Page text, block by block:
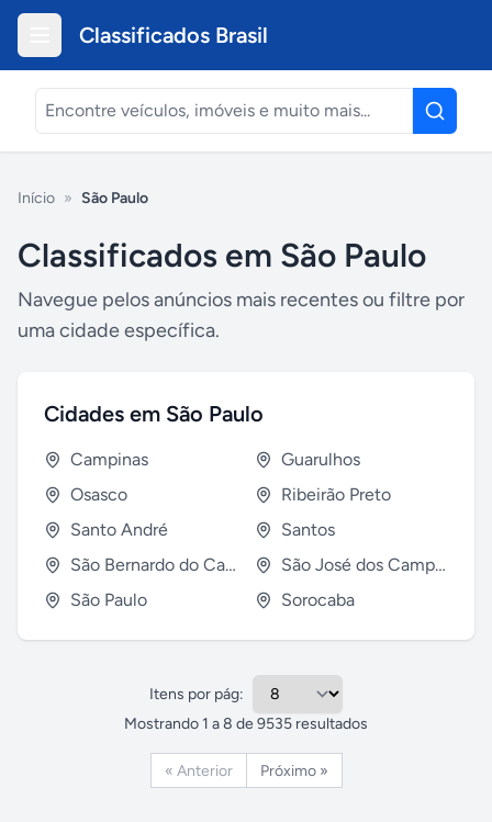
Classificados Brasil
Início » São Paulo
Classificados em São Paulo
Navegue pelos anúncios mais recentes ou filtre por
uma cidade específica.
Cidades em São Paulo
Campinas
Guarulhos
Osasco
Ribeirão Preto
Santo André
Santos
São Bernardo do Campo
São José dos Campos
São Paulo
Sorocaba
Itens por pág:
Mostrando 1 a8 de 9535 resultados
« Anterior Próximo »